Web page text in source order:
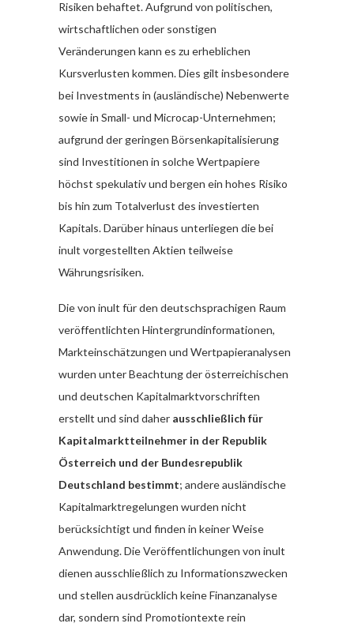
Risiken behaftet. Aufgrund von politischen,
wirtschaftlichen oder sonstigen
Veränderungen kann es zu erheblichen
Kursverlusten kommen. Dies gilt insbesondere
bei Investments in (ausländische) Nebenwerte
sowie in Small- und Microcap-Unternehmen;
aufgrund der geringen Börsenkapitalisierung
sind Investitionen in solche Wertpapiere
höchst spekulativ und bergen ein hohes Risiko
bis hin zum Totalverlust des investierten
Kapitals. Darüber hinaus unterliegen die bei
inult vorgestellten Aktien teilweise
Währungsrisiken.
Die von inult für den deutschsprachigen Raum
veröffentlichten Hintergrundinformationen,
Markteinschätzungen und Wertpapieranalysen
wurden unter Beachtung der österreichischen
und deutschen Kapitalmarktvorschriften
erstellt und sind daher ausschließlich für
Kapitalmarktteilnehmer in der Republik
Österreich und der Bundesrepublik
Deutschland bestimmt; andere ausländische
Kapitalmarktregelungen wurden nicht
berücksichtigt und finden in keiner Weise
Anwendung. Die Veröffentlichungen von inult
dienen ausschließlich zu Informationszwecken
und stellen ausdrücklich keine Finanzanalyse
dar, sondern sind Promotiontexte rein